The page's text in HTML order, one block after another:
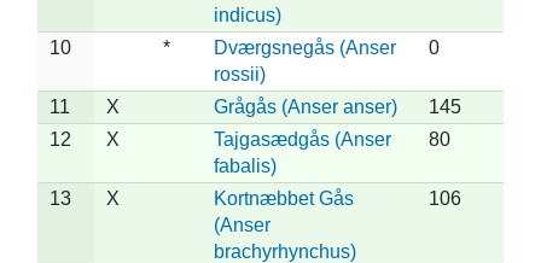
indicus)
10 *
Dværgsnegås (Anser
rossii)
0
11 X Grågås (Anser anser)
145
12
X
Tajgasædgås (Anser
fabalis)
80
13 X
Kortnæbbet Gås
(Anser
brachyrhynchus)
106